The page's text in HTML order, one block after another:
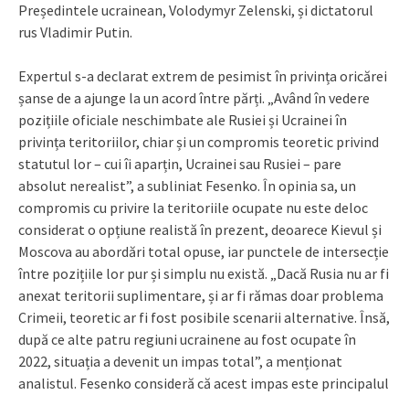
Președintele ucrainean, Volodymyr Zelenski, și dictatorul
rus Vladimir Putin.
Expertul s-a declarat extrem de pesimist în privința oricărei
șanse de a ajunge la un acord între părți. „Având în vedere
pozițiile oficiale neschimbate ale Rusiei și Ucrainei în
privința teritoriilor, chiar și un compromis teoretic privind
statutul lor – cui îi aparțin, Ucrainei sau Rusiei – pare
absolut nerealist”, a subliniat Fesenko. În opinia sa, un
compromis cu privire la teritoriile ocupate nu este deloc
considerat o opțiune realistă în prezent, deoarece Kievul și
Moscova au abordări total opuse, iar punctele de intersecție
între pozițiile lor pur și simplu nu există. „Dacă Rusia nu ar fi
anexat teritorii suplimentare, și ar fi rămas doar problema
Crimeii, teoretic ar fi fost posibile scenarii alternative. Însă,
după ce alte patru regiuni ucrainene au fost ocupate în
2022, situația a devenit un impas total”, a menționat
analistul. Fesenko consideră că acest impas este principalul